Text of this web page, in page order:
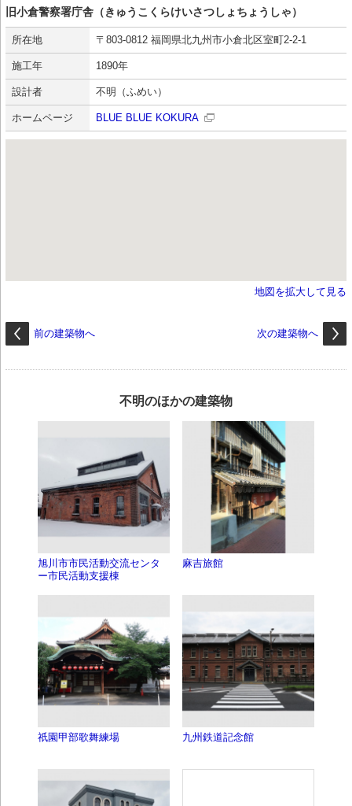
旧小倉警察署庁舎（きゅうこくらけいさつしょちょうしゃ）
所在地 〒803-0812 福岡県北九州市小倉北区室町2-2-1
施工年 1890年
設計者 不明（ふめい）
ホームページ BLUE BLUE KOKURA
地図を拡大して見る
前の建築物へ 次の建築物へ
不明のほかの建築物
旭川市市民活動交流センタ
ー市民活動支援棟
麻吉旅館
祇園甲部歌舞練場 九州鉄道記念館